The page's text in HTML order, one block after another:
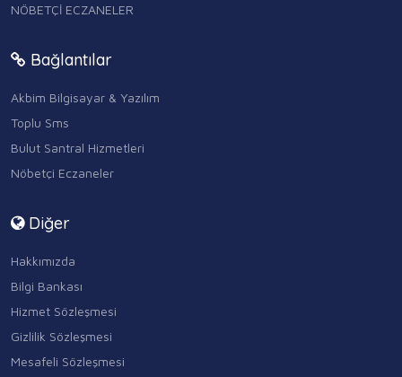
NÖBETÇİ ECZANELER
Bağlantılar
Akbim Bilgisayar & Yazılım
Toplu Sms
Bulut Santral Hizmetleri
Nöbetçi Eczaneler
Diğer
Hakkımızda
Bilgi Bankası
Hizmet Sözleşmesi
Gizlilik Sözleşmesi
Mesafeli Sözleşmesi